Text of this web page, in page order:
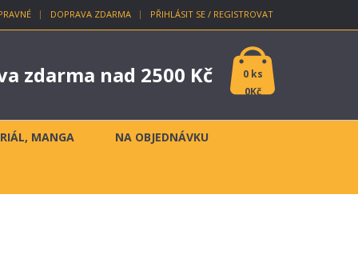
DOPRAVA ZDARMA PŘIHLÁSIT SE / REGISTROVAT
zdarma nad 2500 Kč
0 ks
0Kč
MANGA NA OBJEDNÁVKU